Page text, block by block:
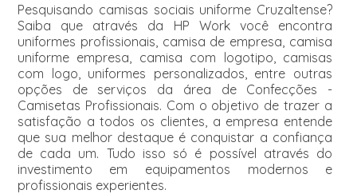
Pesquisando camisas sociais uniforme Cruzaltense?
Saiba que através da HP Work você encontra
uniformes profissionais, camisa de empresa, camisa
uniforme empresa, camisa com logotipo, camisas
com logo, uniformes personalizados, entre outras
opções de serviços da área de Confecções -
Camisetas Profissionais. Com o objetivo de trazer a
satisfação a todos os clientes, a empresa entende
que sua melhor destaque é conquistar a confiança
de cada um. Tudo isso só é possível através do
investimento em equipamentos modernos e
profissionais experientes.